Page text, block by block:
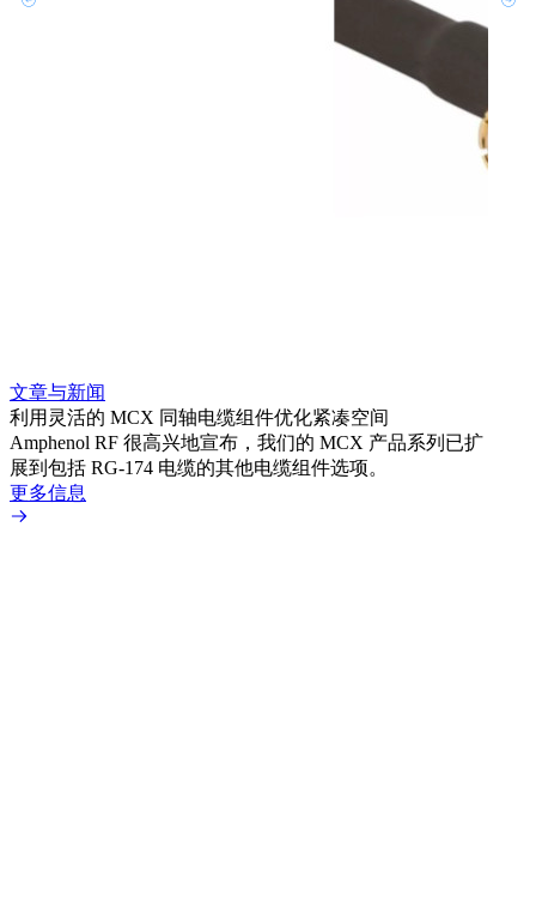
文章与新闻
利用灵活的 MCX 同轴电缆组件优化紧凑空间
Amphenol RF 很高兴地宣布，我们的 MCX 产品系列已扩
展到包括 RG-174 电缆的其他电缆组件选项。
更多信息